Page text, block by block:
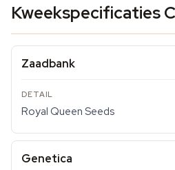
Kweekspecificaties
Zaadbank
Royal Queen Seeds
Genetica